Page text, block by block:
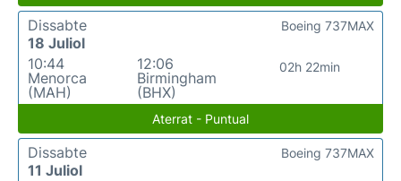
Dissabte
18 Juliol
10:44
Menorca
(MAH)
12:06
Birmingham
(BHX)
02h 22min
Boeing 737MAX
Aterrat - Puntual
Dissabte
11 Juliol
Boeing 737MAX